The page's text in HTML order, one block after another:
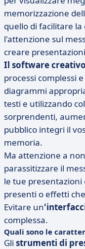
memorizzazione
quello di facilitare
l'attenzione sul
creare
Il software creativo
processi complessi
diagrammi
testi e utilizzando
sorprendenti,
pubblico integri il
memoria.
Ma attenzione a
parassitizzare il
le tue presentazioni
presenti o effetti
Evitare un
complessa.
Quali sono le
Gli strumenti di